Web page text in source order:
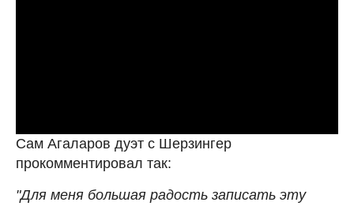
Сам Агаларов дуэт с Шерзингер
прокомментировал так:
"Для меня большая радость записать эту